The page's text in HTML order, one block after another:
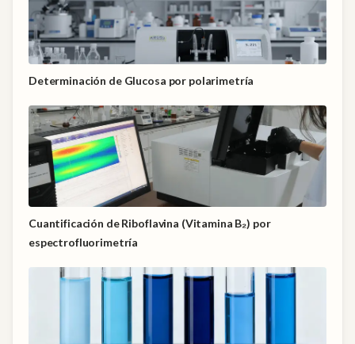
Determinación de Glucosa por polarimetría
Cuantificación de Riboflavina (Vitamina B₂) por
espectrofluorimetría